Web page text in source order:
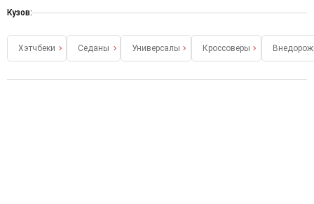
Кузов:
Хэтчбеки Седаны Универсалы Кроссоверы